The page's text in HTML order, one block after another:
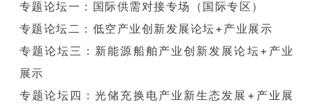
专题论坛一：国际供需对接专场（国际专区）
专题论坛二：低空产业创新发展论坛+产业展示
专题论坛三：新能源船舶产业创新发展论坛+产业
展示
专题论坛四：光储充换电产业新生态发展+产业展